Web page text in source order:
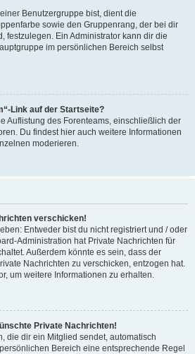
Benutzergruppe bist, dient die
sowie den Gruppenrang, der bei dir
festzulegen. Ein Administrator kann dir die
im persönlichen Bereich selbst
Link auf der Startseite?
Auflistung des Forenteams, einschließlich der
Du findest hier auch weitere Informationen
moderieren.
verschicken!
Entweder bist du nicht registriert und / oder
Administration hat Private Nachrichten für
Außerdem könnte es sein, dass der
Nachrichten zu verschicken, entzogen hat.
um weitere Informationen zu erhalten.
Private Nachrichten!
die dir ein Mitglied sendet, automatisch
Bereich eine entsprechende Regel